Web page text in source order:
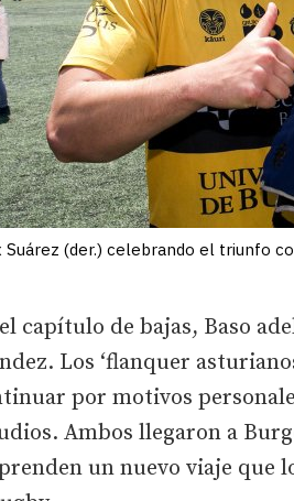
Suárez (der.) celebrando el triunfo
capítulo de bajas, Baso
Los ‘flanquer
por motivos
Ambos llegaron a
un nuevo viaje que